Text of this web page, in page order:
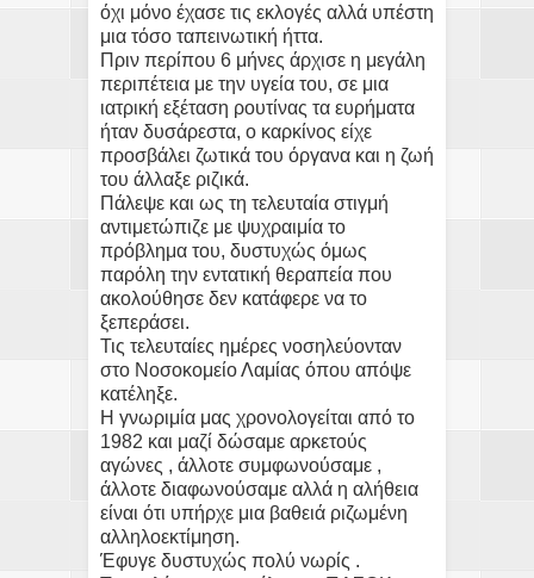
όχι μόνο έχασε τις εκλογές αλλά υπέστη
μια τόσο ταπεινωτική ήττα.
Πριν περίπου 6 μήνες άρχισε η μεγάλη
περιπέτεια με την υγεία του, σε μια
ιατρική εξέταση ρουτίνας τα ευρήματα
ήταν δυσάρεστα, ο καρκίνος είχε
προσβάλει ζωτικά του όργανα και η ζωή
του άλλαξε ριζικά.
Πάλεψε και ως τη τελευταία στιγμή
αντιμετώπιζε με ψυχραιμία το
πρόβλημα του, δυστυχώς όμως
παρόλη την εντατική θεραπεία που
ακολούθησε δεν κατάφερε να το
ξεπεράσει.
Τις τελευταίες ημέρες νοσηλεύονταν
στο Νοσοκομείο Λαμίας όπου απόψε
κατέληξε.
Η γνωριμία μας χρονολογείται από το
1982 και μαζί δώσαμε αρκετούς
αγώνες , άλλοτε συμφωνούσαμε ,
άλλοτε διαφωνούσαμε αλλά η αλήθεια
είναι ότι υπήρχε μια βαθειά ριζωμένη
αλληλοεκτίμηση.
Έφυγε δυστυχώς πολύ νωρίς .